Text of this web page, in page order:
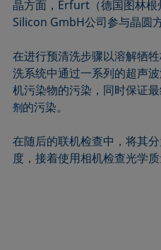
晶方面，Erfurt（德国图林
Silicon GmbH公司参与晶圆方
在进行预清洗步骤以溶解牺
洗系统中通过一系列的超声
机污染物的污染，同时保证
剂的污染。
在随后的联机检查中，将其
度，接着使用相机检查光学